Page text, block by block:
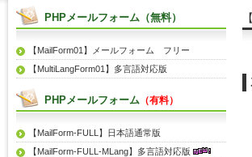
PHPメールフォーム（無料）
【MailForm01】メールフォーム フリー
【MultiLangForm01】多言語対応版
PHPメールフォーム （有料）
【MailForm-FULL】日本語通常版
【MailForm-FULL-MLang】多言語対応版